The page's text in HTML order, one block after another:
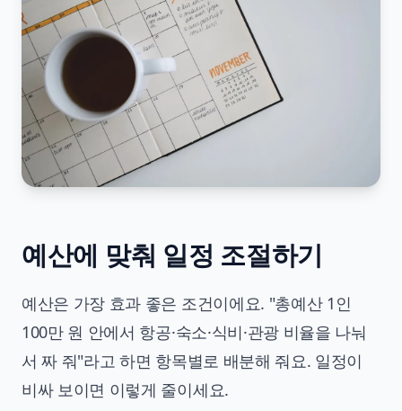
예산에 맞춰 일정 조절하기
예산은 가장 효과 좋은 조건이에요. "총예산 1인
100만 원 안에서 항공·숙소·식비·관광 비율을 나눠
서 짜 줘"라고 하면 항목별로 배분해 줘요. 일정이
비싸 보이면 이렇게 줄이세요.